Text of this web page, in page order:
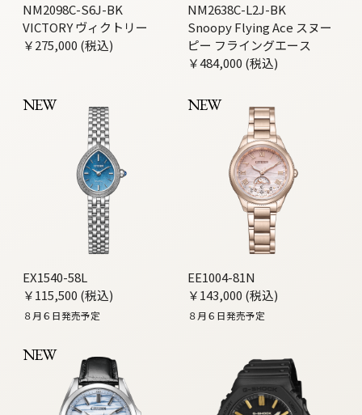
NM2098C-S6J-BK
VICTORY ヴィクトリー
￥275,000 (税込)
NM2638C-L2J-BK
Snoopy Flying Ace スヌー
ピー フライングエース
￥484,000 (税込)
NEW
EX1540-58L
￥115,500 (税込)
８月６日発売予定
NEW
EE1004-81N
￥143,000 (税込)
８月６日発売予定
NEW